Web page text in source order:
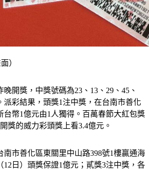
）
晚開獎，中獎號碼為23、13、29、45、
派彩結果，頭獎1注中獎，在台南市善化
台幣1億元由1人獨得。百萬春節大紅包獎
獎的威力彩頭獎上看3.4億元。
南市善化區東關里中山路398號1樓贏通海
12日）頭獎保證1億元；貳獎3注中獎，各